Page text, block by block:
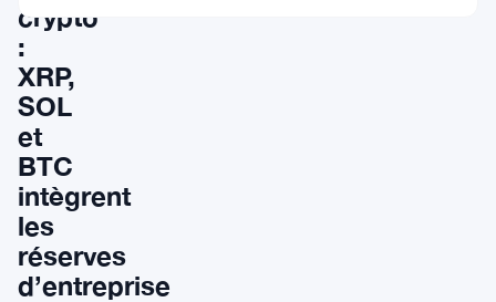
crypto
:
XRP,
SOL
et
BTC
intègrent
les
réserves
d’entreprise